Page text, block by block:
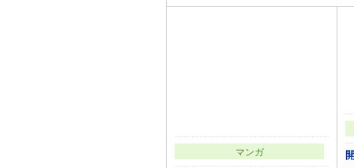
マンガ